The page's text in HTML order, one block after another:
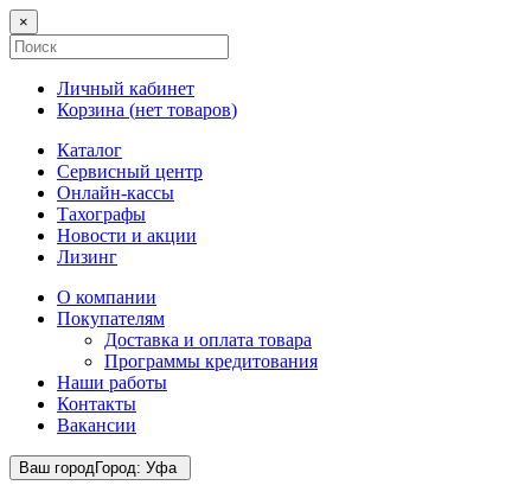
×
Личный кабинет
Корзина (нет товаров)
Каталог
Сервисный центр
Онлайн-кассы
Тахографы
Новости и акции
Лизинг
О компании
Покупателям
Доставка и оплата товара
Программы кредитования
Наши работы
Контакты
Вакансии
Ваш городГород: Уфа